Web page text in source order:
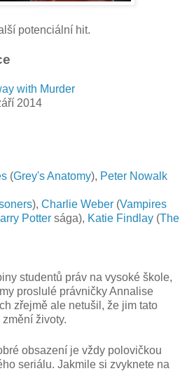
potenciální hit.
with Murder
2014
(Grey's Anatomy), Peter Nowalk
), Charlie Weber (Vampires
Potter sága), Katie Findlay (The
studentů práv na vysoké škole,
proslulé právničky Annalise
zřejmě ale netušil, že jim tato
životy.
obsazení je vždy polovičkou
seriálu. Jakmile si zvyknete na